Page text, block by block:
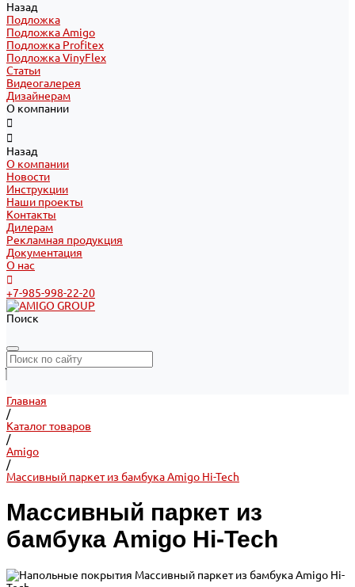
Назад
Подложка
Подложка Amigo
Подложка Profitex
Подложка VinyFlex
Статьи
Видеогалерея
Дизайнерам
О компании
Назад
О компании
Новости
Инструкции
Наши проекты
Контакты
Дилерам
Рекламная продукция
Документация
О нас
+7-985-998-22-20
Поиск
Главная
/
Каталог товаров
/
Amigo
/
Массивный паркет из бамбука Amigo Hi-Tech
Массивный паркет из
бамбука Amigo Hi-Tech